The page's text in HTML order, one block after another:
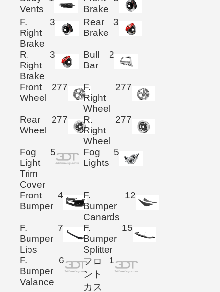
Vents
Brake
F.
Right
Brake
3
Rear
Brake
3
R.
Right
Brake
3
Bull
Bar
2
Front
Wheel
277
F.
Right
Wheel
277
Rear
Wheel
277
R.
Right
Wheel
277
Fog
Light
Trim
Cover
5
Fog
Lights
5
Front
Bumper
4
F.
Bumper
Canards
12
F.
Bumper
Lips
7
F.
Bumper
Splitter
15
F.
Bumper
Valance
6
フロ
ント
カス
1